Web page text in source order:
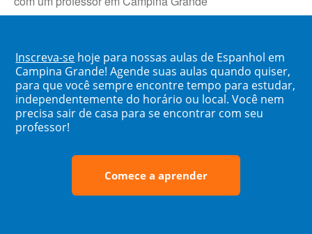
Inscreva-se hoje para nossas aulas de Espanhol em
Campina Grande! Agende suas aulas quando quiser,
para que você sempre encontre tempo para estudar,
independentemente do horário ou local. Você nem
precisa sair de casa para se encontrar com seu
professor!
Comece a aprender